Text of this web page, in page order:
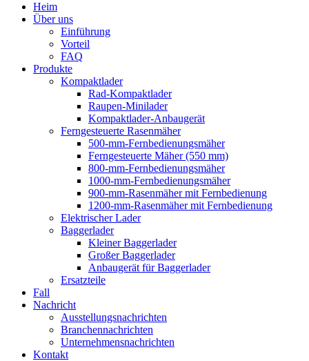
Heim
Über uns
Einführung
Vorteil
FAQ
Produkte
Kompaktlader
Rad-Kompaktlader
Raupen-Minilader
Kompaktlader-Anbaugerät
Ferngesteuerte Rasenmäher
500-mm-Fernbedienungsmäher
Ferngesteuerte Mäher (550 mm)
800-mm-Fernbedienungsmäher
1000-mm-Fernbedienungsmäher
900-mm-Rasenmäher mit Fernbedienung
1200-mm-Rasenmäher mit Fernbedienung
Elektrischer Lader
Baggerlader
Kleiner Baggerlader
Großer Baggerlader
Anbaugerät für Baggerlader
Ersatzteile
Fall
Nachricht
Ausstellungsnachrichten
Branchennachrichten
Unternehmensnachrichten
Kontakt